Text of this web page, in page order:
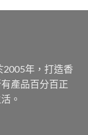
2005年，打造香
產品百分百正
。